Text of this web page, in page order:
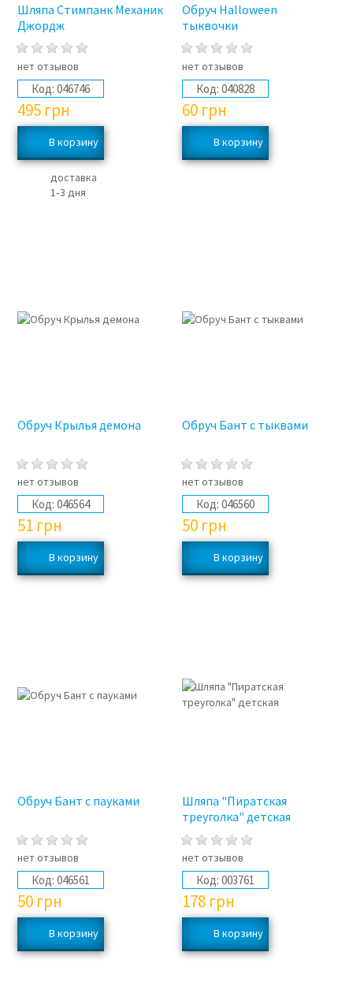
Шляпа Стимпанк Механик
Джордж
нет отзывов
Код: 046746
495 грн
доставка
1‑3 дня
Обруч Halloween
тыквочки
нет отзывов
Код: 040828
60 грн
Обруч Крылья демона
нет отзывов
Код: 046564
51 грн
Обруч Бант с тыквами
нет отзывов
Код: 046560
50 грн
Обруч Бант с пауками
нет отзывов
Код: 046561
50 грн
Шляпа "Пиратская
треуголка" детская
нет отзывов
Код: 003761
178 грн